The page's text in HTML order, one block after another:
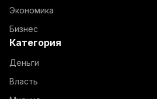
Экономика
Бизнес
Категория
Деньги
Власть